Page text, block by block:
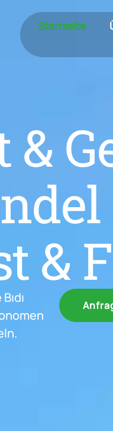
Startseite
&
&